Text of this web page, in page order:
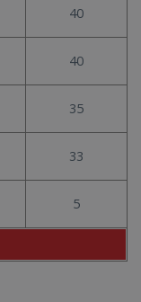
40
40
35
33
5